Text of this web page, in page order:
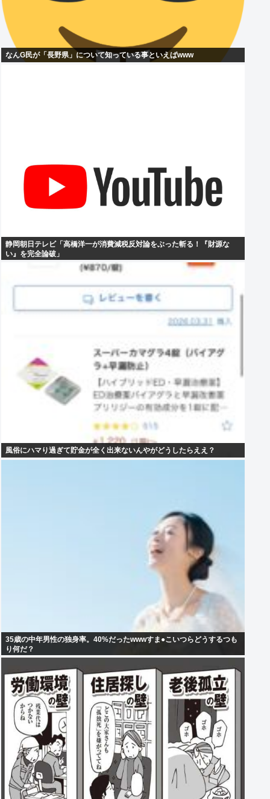
なんG民が「長野県」について知っている事といえばwww
静岡朝日テレビ「高橋洋一が消費減税反対論をぶった斬る！『財源な
い』を完全論破」
風俗にハマり過ぎて貯金が全く出来ないんやがどうしたらええ？
35歳の中年男性の独身率。40%だったwwwすま●こいつらどうするつも
り何だ？